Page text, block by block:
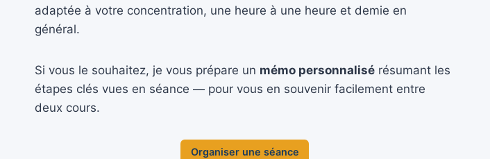
adaptée à votre concentration, une heure à une heure et demie en
général.
Si vous le souhaitez, je vous prépare un mémo personnalisé résumant les
étapes clés vues en séance — pour vous en souvenir facilement entre
deux cours.
Organiser une séance